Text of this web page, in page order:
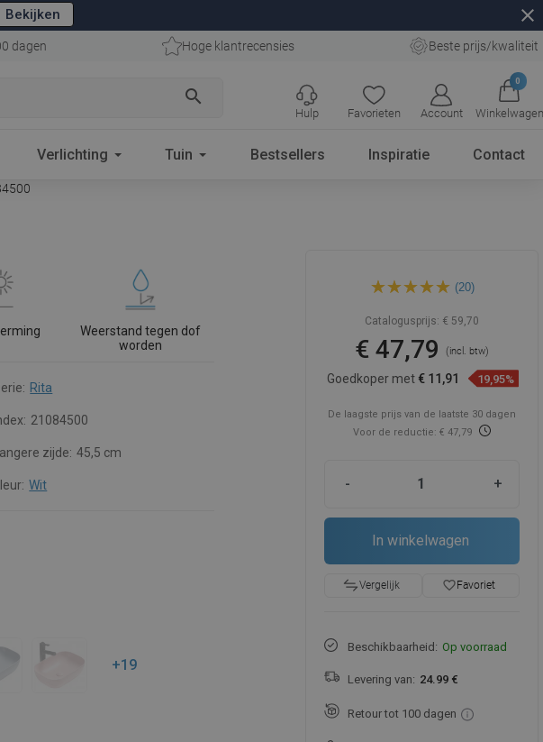
Bekijken close
dagen Hoge klantrecensies Beste prijs/kwaliteit
search
Favorieten Account
0
Winkelwagen
Hulp
Verlichting Tuin Bestsellers Inspiratie Contact
Weerstand tegen dof
worden
Rita
21084500
Langere zijde: 45,5 cm
Wit
+19
wastafel 45 x 32 cm, wit -
(20)
Catalogusprijs: € 59,70
€ 47,79(incl. btw)
Goedkoper met € 11,91 19,95%
De laagste prijs van de laatste 30 dagen
Voor de reductie: € 47,79
- +
In winkelwagen
Vergelijk favorite_borderFavoriet
Beschikbaarheid: Op voorraad
Levering van: 24.99 €
Retour tot 100 dagen